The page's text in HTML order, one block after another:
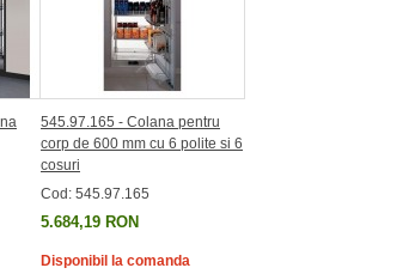
545.97.165 - Colana pentru
corp de 600 mm cu 6 polite si 6
cosuri
Cod: 545.97.165
5.684,19 RON
Disponibil la comanda